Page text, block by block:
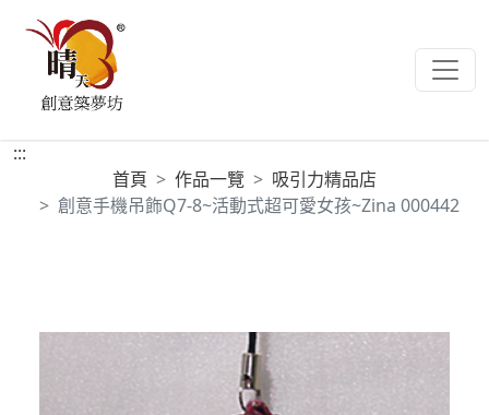
:::
首頁
作品一覽
吸引力精品店
創意手機吊飾Q7-8~活動式超可愛女孩~Zina 000442